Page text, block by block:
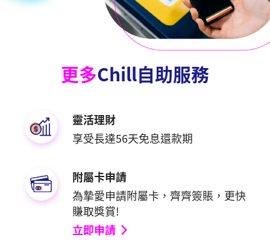
更多Chill自助服務
靈活理財
享受長達56天免息還款期
附屬卡申請
為摯愛申請附屬卡，齊齊簽賬，更快
賺取獎賞!
立即申請